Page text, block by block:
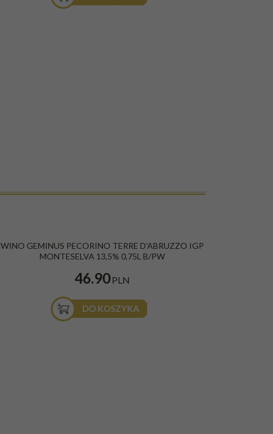
WINO GEMINUS PECORINO TERRE D'ABRUZZO IGP
MONTESELVA 13,5% 0,75L B/PW
46.90PLN
DO KOSZYKA